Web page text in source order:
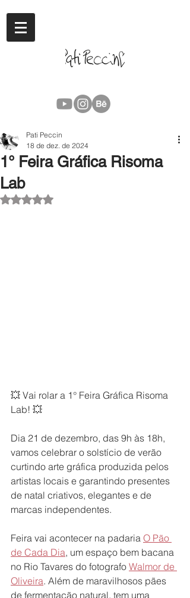
1° Feira Gráfica Risoma
Lab
Pati Peccin
18 de dez. de 2024
Avaliado com NaN de 5 estrelas.
💥 Vai rolar a 1° Feira Gráfica Risoma
Lab! 💥
Dia 21 de dezembro, das 9h às 18h,
vamos celebrar o solstício de verão
curtindo arte gráfica produzida pelos
artistas locais e garantindo presentes
de natal criativos, elegantes e de
marcas independentes.
Feira vai acontecer na padaria O Pão
de Cada Dia, um espaço bem bacana
no Rio Tavares do fotografo Walmor de
Oliveira. Além de maravilhosos pães
de fermentação natural, tem uma